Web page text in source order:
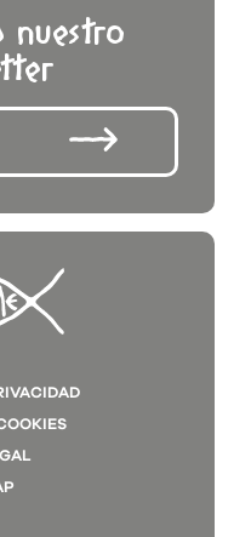
nuestro